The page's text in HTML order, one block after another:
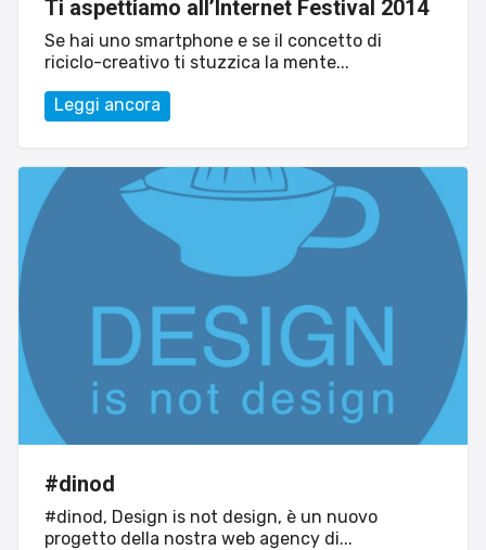
Ti aspettiamo all’Internet Festival 2014
Se hai uno smartphone e se il concetto di
riciclo-creativo ti stuzzica la mente...
Leggi ancora
#dinod
#dinod, Design is not design, è un nuovo
progetto della nostra web agency di...